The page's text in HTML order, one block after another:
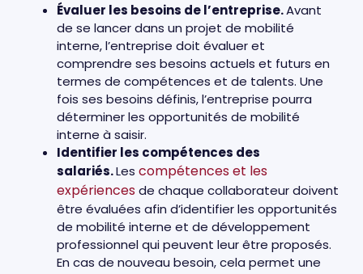
Évaluer les besoins de l’entreprise.Avant
de se lancer dans un projet de mobilité
interne, l’entreprise doit évaluer et
comprendre ses besoins actuels et futurs en
termes de compétences et de talents. Une
fois ses besoins définis, l’entreprise pourra
déterminer les opportunités de mobilité
interne à saisir.
Identifier les compétences des
salariés.Les compétences et les
expériencesde chaque collaborateur doivent
être évaluées afin d’identifier les opportunités
de mobilité interne et de développement
professionnel qui peuvent leur être proposés.
En cas de nouveau besoin, cela permet une